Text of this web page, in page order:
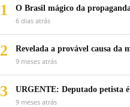
1
O Brasil mágico da
6 dias atrás
2
Revelada a provável causa da
9 meses atrás
3
URGENTE: Deputado petista
9 meses atrás